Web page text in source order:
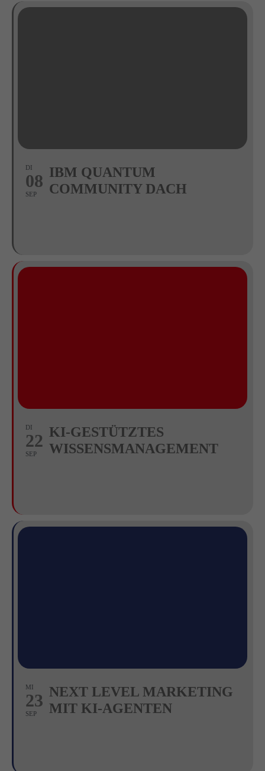
DI
08
SEP
IBM QUANTUM
COMMUNITY DACH
DI
22
SEP
KI-GESTÜTZTES
WISSENSMANAGEMENT
MI
23
SEP
NEXT LEVEL MARKETING
MIT KI-AGENTEN